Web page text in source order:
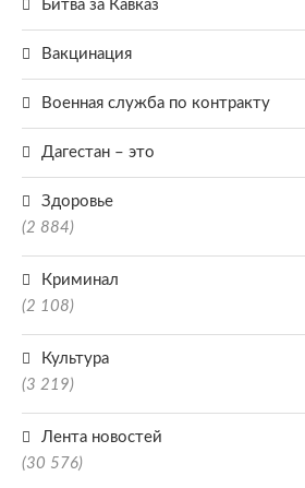
Битва за Кавказ
Вакцинация
Военная служба по контракту
Дагестан – это
Здоровье
(2 884)
Криминал
(2 108)
Культура
(3 219)
Лента новостей
(30 576)